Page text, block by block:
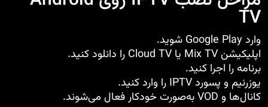
TV
وارد Google Play شوید.
اپلیکیشن Mix TV یا Cloud TV را دانلود کنید.
برنامه را اجرا کنید.
یوزرنیم و پسورد IPTV را وارد کنید.
کانال‌ها و VOD به‌صورت خودکار فعال می‌شوند.